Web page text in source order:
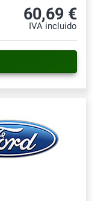
60,69 €
IVA incluido